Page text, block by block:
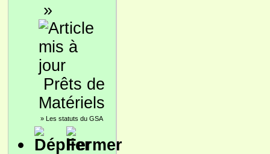
»
Prêts de
Matériels
» Les statuts du GSA